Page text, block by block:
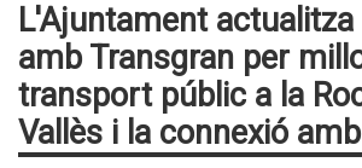
L'Ajuntament
amb Transgran per
transport públic a la
Vallès i la connexió